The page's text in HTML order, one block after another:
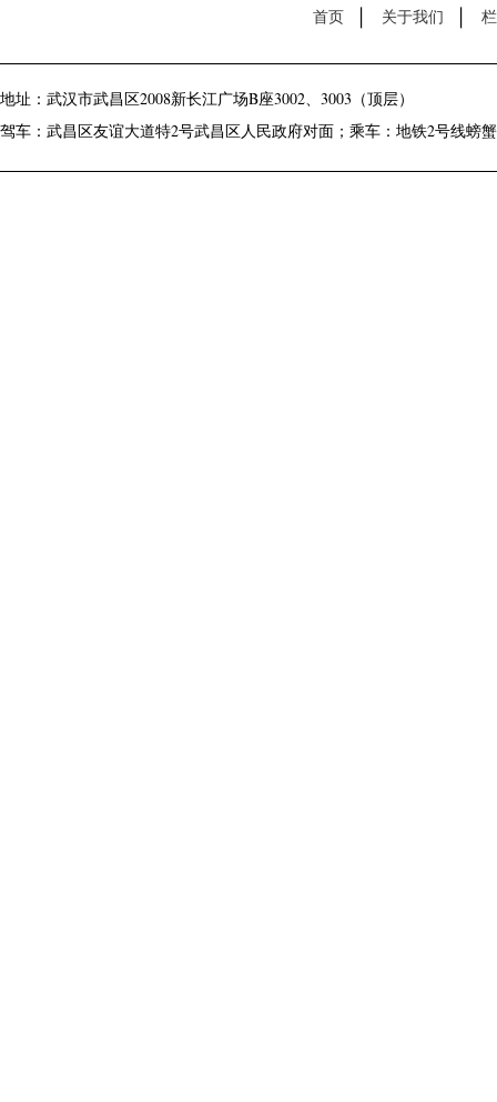
首页 关于我们
地址：武汉市武昌区2008新长江广场B座3002、3003（顶层）
驾车：武昌区友谊大道特2号武昌区人民政府对面；乘车：地铁2号线螃